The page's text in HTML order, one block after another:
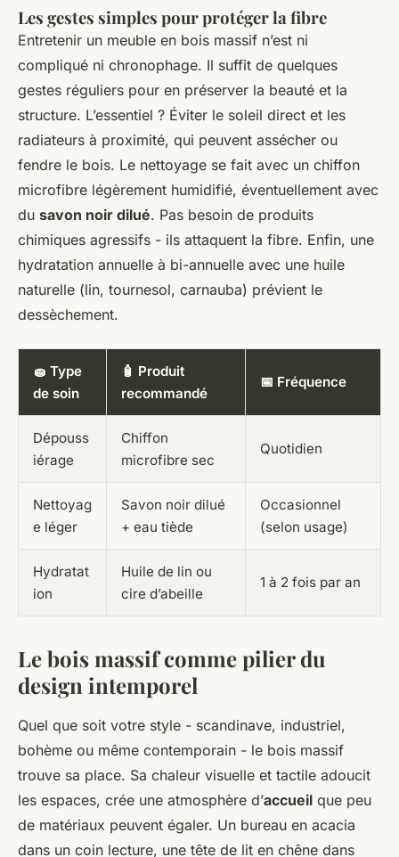
Les gestes simples pour protéger la fibre
Entretenir un meuble en bois massif n’est ni
compliqué ni chronophage. Il suffit de quelques
gestes réguliers pour en préserver la beauté et la
structure. L’essentiel ? Éviter le soleil direct et les
radiateurs à proximité, qui peuvent assécher ou
fendre le bois. Le nettoyage se fait avec un chiffon
microfibre légèrement humidifié, éventuellement avec
du savon noir dilué. Pas besoin de produits
chimiques agressifs - ils attaquent la fibre. Enfin, une
hydratation annuelle à bi-annuelle avec une huile
naturelle (lin, tournesol, carnauba) prévient le
dessèchement.
🧽 Type
de soin
🧴 Produit
recommandé
📅 Fréquence
Dépouss
iérage
Chiffon
microfibre sec
Quotidien
Nettoyag
e léger
Savon noir dilué
+ eau tiède
Occasionnel
(selon usage)
Hydratat
ion
Huile de lin ou
cire d’abeille
1 à 2 fois par an
Le bois massif comme pilier du
design intemporel
Quel que soit votre style - scandinave, industriel,
bohème ou même contemporain - le bois massif
trouve sa place. Sa chaleur visuelle et tactile adoucit
les espaces, crée une atmosphère d’accueil que peu
de matériaux peuvent égaler. Un bureau en acacia
dans un coin lecture, une tête de lit en chêne dans